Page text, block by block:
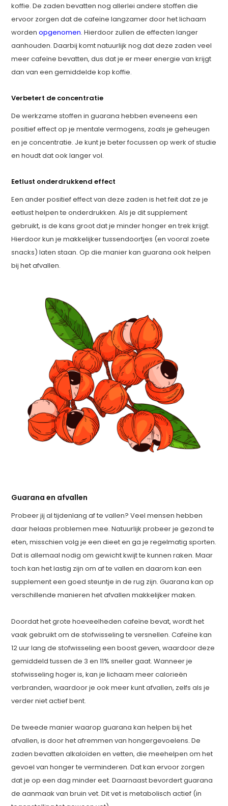
koffie. De zaden bevatten nog allerlei andere stoffen die
ervoor zorgen dat de cafeïne langzamer door het lichaam
wordenopgenomen. Hierdoor zullen de effecten langer
aanhouden. Daarbij komt natuurlijk nog dat deze zaden veel
meer cafeïne bevatten, dus dat je er meer energie van krijgt
dan van een gemiddelde kop koffie.
Verbetert de concentratie
De werkzame stoffen in guarana hebben eveneens een
positief effect op je mentale vermogens, zoals je geheugen
en je concentratie. Je kunt je beter focussen op werk of studie
en houdt dat ook langer vol.
Eetlust onderdrukkend effect
Een ander positief effect van deze zaden is het feit dat ze je
eetlust helpen te onderdrukken. Als je dit supplement
gebruikt, is de kans groot dat je minder honger en trek krijgt.
Hierdoor kun je makkelijker tussendoortjes (en vooral zoete
snacks) laten staan. Op die manier kan guarana ook helpen
bij het afvallen.
Guarana en afvallen
Probeer jij al tijdenlang af te vallen? Veel mensen hebben
daar helaas problemen mee. Natuurlijk probeer je gezond te
eten, misschien volg je een dieet en ga je regelmatig sporten.
Dat is allemaal nodig om gewicht kwijt te kunnen raken. Maar
toch kan het lastig zijn om af te vallen en daarom kan een
supplement een goed steuntje in de rug zijn. Guarana kan op
verschillende manieren het afvallen makkelijker maken.
Doordat het grote hoeveelheden cafeïne bevat, wordt het
vaak gebruikt om de stofwisseling te versnellen. Cafeïne kan
12 uur lang de stofwisseling een boost geven, waardoor deze
gemiddeld tussen de 3 en 11% sneller gaat. Wanneer je
stofwisseling hoger is, kan je lichaam meer calorieën
verbranden, waardoor je ook meer kunt afvallen, zelfs als je
verder niet actief bent.
De tweede manier waarop guarana kan helpen bij het
afvallen, is door het afremmen van hongergevoelens. De
zaden bevatten alkaloïden en vetten, die meehelpen om het
gevoel van honger te verminderen. Dat kan ervoor zorgen
dat je op een dag minder eet. Daarnaast bevordert guarana
de aanmaak van bruin vet. Dit vet is metabolisch actief (in